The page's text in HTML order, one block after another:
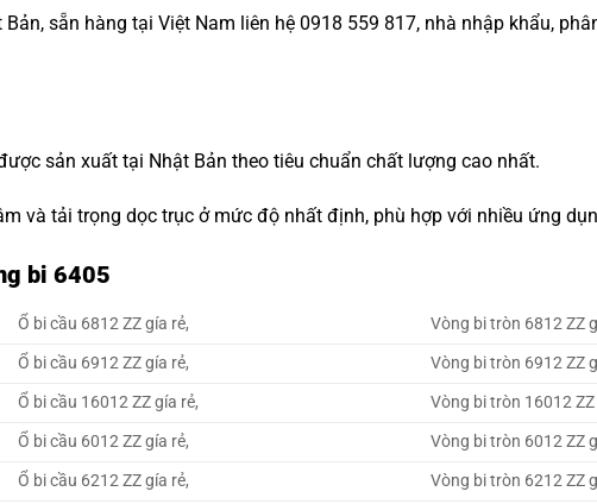
sẵn hàng tại Việt Nam liên hệ 0918 559 817, nhà nhập khẩu,
sản xuất tại Nhật Bản theo tiêu chuẩn chất lượng cao nhất.
và tải trọng dọc trục ở mức độ nhất định, phù hợp với nhiều ứng
bi 6405
Ổ bi cầu 6812 ZZ gía rẻ,
Vòng bi tròn 6812 ZZ
Ổ bi cầu 6912 ZZ gía rẻ,
Vòng bi tròn 6912 ZZ
Ổ bi cầu 16012 ZZ gía rẻ,
Vòng bi tròn 16012 ZZ
Ổ bi cầu 6012 ZZ gía rẻ,
Vòng bi tròn 6012 ZZ
Ổ bi cầu 6212 ZZ gía rẻ,
Vòng bi tròn 6212 ZZ